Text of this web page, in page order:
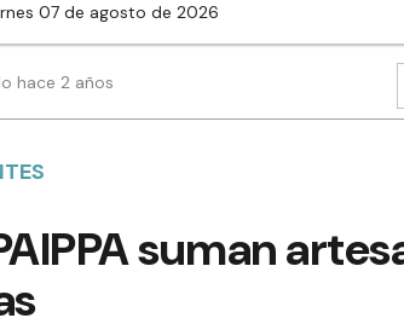
07 de agosto de 2026
hace 2 años
suman